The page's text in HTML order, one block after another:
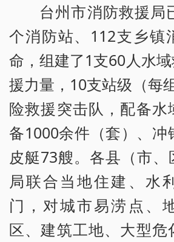
台州市消防救援局
个消防站、112支乡镇
命，组建了1支60人水
援力量，10支站级（每
险救援突击队，配备水
备1000余件（套）、冲
皮艇73艘。各县（市、
局联合当地住建、水
门，对城市易涝点、
区、建筑工地、大型危